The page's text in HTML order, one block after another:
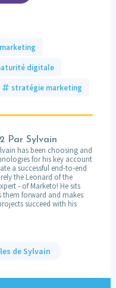
digitale
stratégie marketing
Par Sylvain
has been choosing and
for his key account
a successful end-to-end
the Leonard of the
- of Marketo! He sits
them forward and makes
succeed with his
de Sylvain